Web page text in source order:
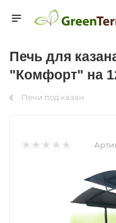
Печь для
"Комфорт" на
Печи под казан